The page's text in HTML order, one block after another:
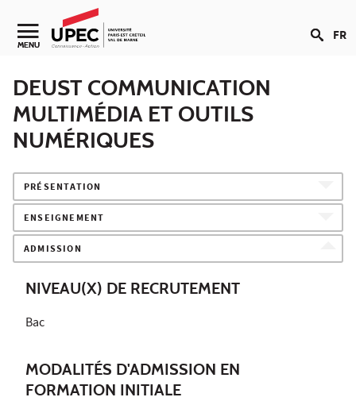
Aller au contenu
Navigation secondaire
MENU FR
DEUST COMMUNICATION
MULTIMÉDIA ET OUTILS
NUMÉRIQUES
PRÉSENTATION
ENSEIGNEMENT
ADMISSION
NIVEAU(X) DE RECRUTEMENT
Bac
MODALITÉS D'ADMISSION EN
FORMATION INITIALE